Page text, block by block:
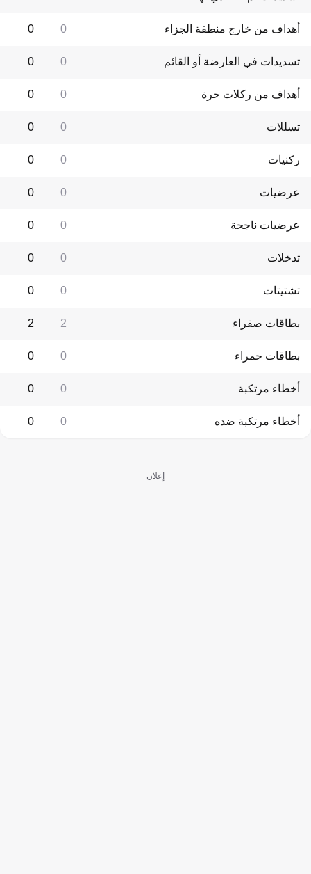
أهداف من خارج منطقة الجزاء 0
0
تسديدات في العارضة أو القائم 0
0
أهداف من ركلات حرة 0
0
تسللات 0
0
ركنيات 0
0
عرضيات 0
0
عرضيات ناجحة 0
0
تدخلات 0
0
تشتيتات 0
0
بطاقات صفراء 2
2
بطاقات حمراء 0
0
أخطاء مرتكبة 0
0
أخطاء مرتكبة ضده 0
0
إعلان